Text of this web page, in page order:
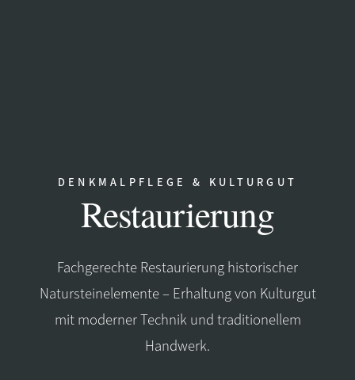
DENKMALPFLEGE & KULTURGUT
Restaurierung
Fachgerechte Restaurierung historischer
Natursteinelemente – Erhaltung von Kulturgut
mit moderner Technik und traditionellem
Handwerk.